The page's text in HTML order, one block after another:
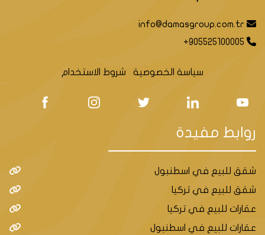
info@damasgroup.com.tr
+905525100005
سياسة الخصوصية شروط الاستخدام
روابط مفيدة
شقق للبيع في اسطنبول
شقق للبيع في تركيا
عقارات للبيع في تركيا
عقارات للبيع في اسطنبول